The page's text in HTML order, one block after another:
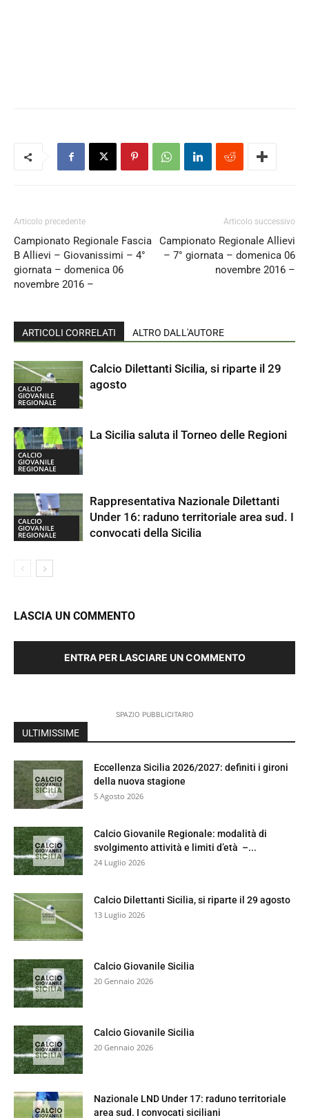
Articolo precedente
Campionato Regionale Fascia
B Allievi – Giovanissimi – 4°
giornata – domenica 06
novembre 2016 –
Articolo successivo
Campionato Regionale Allievi
– 7° giornata – domenica 06
novembre 2016 –
ARTICOLI CORRELATI ALTRO DALL'AUTORE
CALCIO
GIOVANILE
REGIONALE
Calcio Dilettanti Sicilia, si riparte il 29
agosto
CALCIO
GIOVANILE
REGIONALE
La Sicilia saluta il Torneo delle Regioni
CALCIO
GIOVANILE
REGIONALE
Rappresentativa Nazionale Dilettanti
Under 16: raduno territoriale area sud. I
convocati della Sicilia
LASCIA UN COMMENTO
ENTRA PER LASCIARE UN COMMENTO
SPAZIO PUBBLICITARIO
ULTIMISSIME
Eccellenza Sicilia 2026/2027: definiti i gironi
della nuova stagione
5 Agosto 2026
Calcio Giovanile Regionale: modalità di
svolgimento attività e limiti d’età –...
24 Luglio 2026
Calcio Dilettanti Sicilia, si riparte il 29 agosto
13 Luglio 2026
Calcio Giovanile Sicilia
20 Gennaio 2026
Calcio Giovanile Sicilia
20 Gennaio 2026
Nazionale LND Under 17: raduno territoriale
area sud. I convocati siciliani